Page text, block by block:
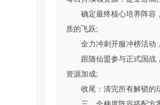
族、休闲玩家，仅用碎片化时
霸的乐趣，真正实现躺赢封神路
确定最终核心培养阵容
质的飞跃;
全力冲刺开服冲榜活动
跟随仙盟参与正式国战
资源加成;
收尾：清完所有解锁的